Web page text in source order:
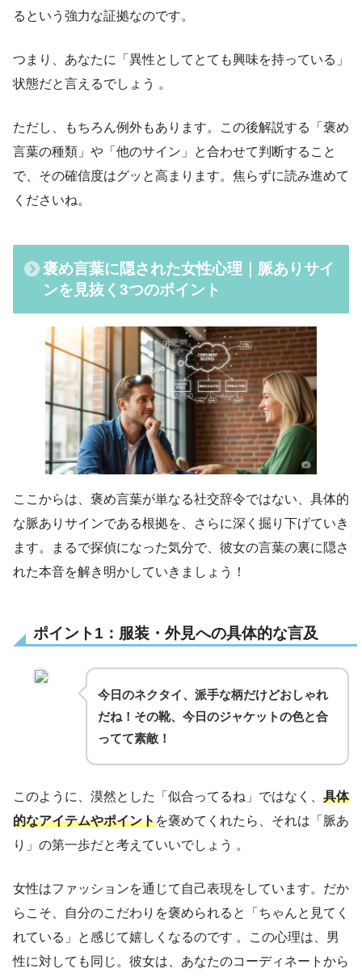
るという強力な証拠なのです。
つまり、あなたに「異性としてとても興味を持っている」
状態だと言えるでしょう 。
ただし、もちろん例外もあります。この後解説する「褒め
言葉の種類」や「他のサイン」と合わせて判断すること
で、その確信度はグッと高まります。焦らずに読み進めて
くださいね。
褒め言葉に隠された女性心理｜脈ありサイ
ンを見抜く3つのポイント
ここからは、褒め言葉が単なる社交辞令ではない、具体的
な脈ありサインである根拠を、さらに深く掘り下げていき
ます。まるで探偵になった気分で、彼女の言葉の裏に隠さ
れた本音を解き明かしていきましょう！
ポイント1：服装・外見への具体的な言及
今日のネクタイ、派手な柄だけどおしゃれ
だね！その靴、今日のジャケットの色と合
ってて素敵！
このように、漠然とした「似合ってるね」ではなく、 具体
的なアイテムやポイントを褒めてくれたら、それは「脈あ
り」の第一歩だと考えていいでしょう 。
女性はファッションを通じて自己表現をしています。だか
らこそ、自分のこだわりを褒められると「ちゃんと見てく
れている」と感じて嬉しくなるのです 。この心理は、男
性に対しても同じ。彼女は、あなたのコーディネートから